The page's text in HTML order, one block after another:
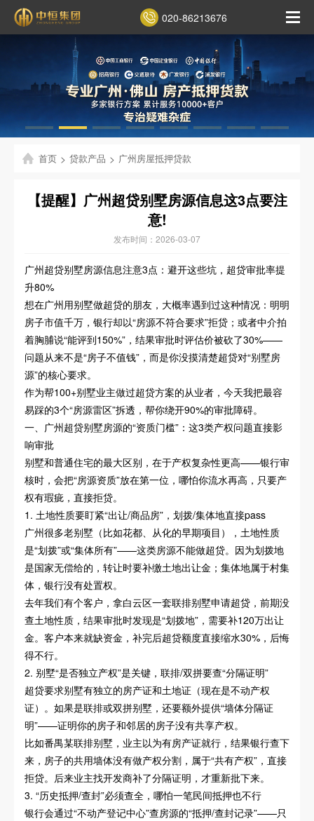
020-86213676
首页 > 贷款产品 > 广州房屋抵押贷款
【提醒】广州超贷别墅房源信息这3点要注
意!
发布时间：2026-03-07
广州超贷别墅房源信息注意3点：避开这些坑，超贷审批率提
升80%
想在广州用别墅做超贷的朋友，大概率遇到过这种情况：明明
房子市值千万，银行却以“房源不符合要求”拒贷；或者中介拍
着胸脯说“能评到150%”，结果审批时评估价被砍了30%——
问题从来不是“房子不值钱”，而是你没摸清楚超贷对“别墅房
源”的核心要求。
作为帮100+别墅业主做过超贷方案的从业者，今天我把最容
易踩的3个“房源雷区”拆透，帮你绕开90%的审批障碍。
一、广州超贷别墅房源的“资质门槛”：这3类产权问题直接影
响审批
别墅和普通住宅的最大区别，在于产权复杂性更高——银行审
核时，会把“房源资质”放在第一位，哪怕你流水再高，只要产
权有瑕疵，直接拒贷。
1. 土地性质要盯紧“出让/商品房”，划拨/集体地直接pass
广州很多老别墅（比如花都、从化的早期项目），土地性质
是“划拨”或“集体所有”——这类房源不能做超贷。因为划拨地
是国家无偿给的，转让时要补缴土地出让金；集体地属于村集
体，银行没有处置权。
去年我们有个客户，拿白云区一套联排别墅申请超贷，前期没
查土地性质，结果审批时发现是“划拨地”，需要补120万出让
金。客户本来就缺资金，补完后超贷额度直接缩水30%，后悔
得不行。
2. 别墅“是否独立产权”是关键，联排/双拼要查“分隔证明”
超贷要求别墅有独立的房产证和土地证（现在是不动产权
证）。如果是联排或双拼别墅，还要额外提供“墙体分隔证
明”——证明你的房子和邻居的房子没有共享产权。
比如番禺某联排别墅，业主以为有房产证就行，结果银行查下
来，房子的共用墙体没有做产权分割，属于“共有产权”，直接
拒贷。后来业主找开发商补了分隔证明，才重新批下来。
3. “历史抵押/查封”必须查全，哪怕一笔民间抵押也不行
银行会通过“不动产登记中心”查房源的“抵押/查封记录”——只